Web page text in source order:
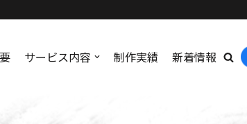
サービス内容 制作実績 新着情報